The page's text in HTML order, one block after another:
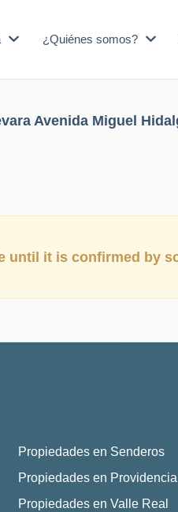
¿Quiénes somos?
Avenida Miguel
until it is confirmed by
Propiedades en Senderos
Propiedades en Providencia
Propiedades en Valle Real